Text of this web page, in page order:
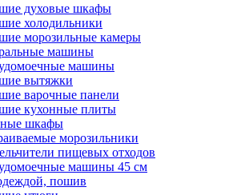
духовые шкафы
холодильники
морозильные камеры
машины
машины
вытяжки
варочные панели
кухонные плиты
шкафы
морозильники
пищевых отходов
машины 45 см
пошив